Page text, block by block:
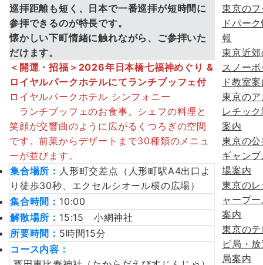
巡拝距離も短く、日本で一番巡拝が短時間に
参拝できるのが特長です。
懐かしい下町情緒に触れながら、ご参拝いた
だけます。
＜開運・招福＞2026年日本橋七福神めぐり &
ロイヤルパークホテルにてランチブッフェ付
ロイヤルパークホテル シンフォニー
ランチブッフェのお食事。シェフの料理と
笑顔が交響曲のように広がるくつろぎの空間
です。前菜からデザートまで30種類のメニュ
ーが並びます。
集合場所： 人形町交差点（人形町駅A4出口よ
り徒歩30秒、エクセルシオール横の広場）
集合時間： 10:00
解散場所： 15:15 小網神社
所要時間： 5時間15分
コース内容：
東京の
ドパー
報
東京近
スノー
ド教室
東京の
レチッ
案内
東京の
ギャン
場案内
東京の
ャープ
案内
東京の
ビ局・
局案内